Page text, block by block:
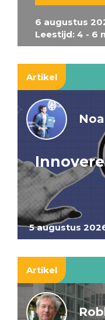
6 augustus
Leestijd: 4 - 6
Artikel
5 augustus
Artikel